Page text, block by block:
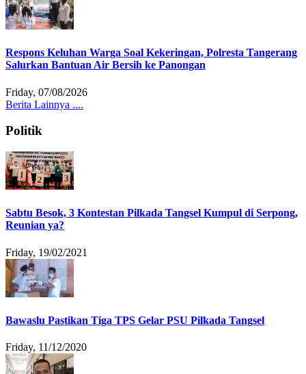
Respons Keluhan Warga Soal Kekeringan, Polresta Tangerang
Salurkan Bantuan Air Bersih ke Panongan
Friday, 07/08/2026
Berita Lainnya ....
Politik
Sabtu Besok, 3 Kontestan Pilkada Tangsel Kumpul di Serpong,
Reunian ya?
Friday, 19/02/2021
Bawaslu Pastikan Tiga TPS Gelar PSU Pilkada Tangsel
Friday, 11/12/2020